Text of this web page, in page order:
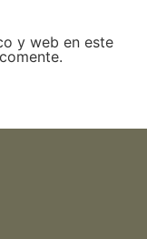
y web en este